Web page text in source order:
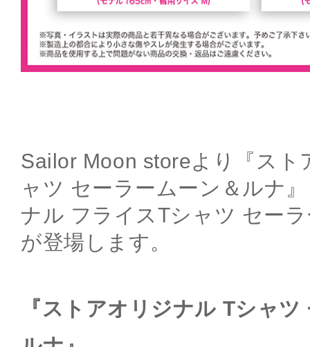
Sailor Moon storeより『スト
ャツ セーラームーン＆ルナ
ナル フライスTシャツ セー
が登場します。
『ストアオリジナル Tシャ